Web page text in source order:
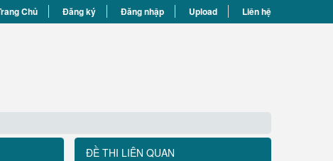
Chủ Đăng ký Đăng nhập Upload Liên hệ
ĐỀ THI LIÊN QUAN